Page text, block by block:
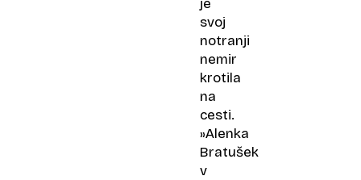
je
svoj
notranji
nemir
krotila
na
cesti.
»Alenka
Bratušek
v